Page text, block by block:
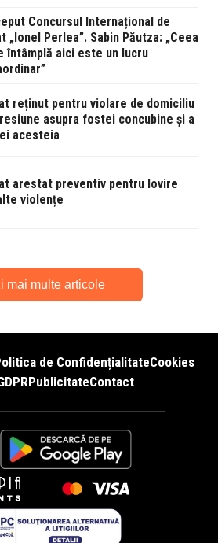
Concursul Internațional de
„Ionel Perlea”. Sabin Păutza: „Ceea
întâmplă aici este un lucru
reținut pentru violare de domiciliu
asupra fostei concubine și a
acesteia
arestat preventiv pentru lovire
violențe
mai multe articole
de ConfidențialitateCookies
PublicitateContact